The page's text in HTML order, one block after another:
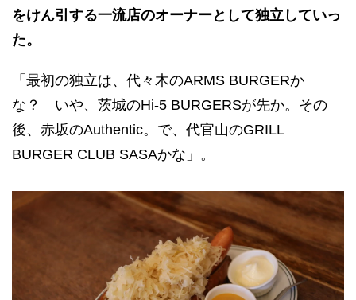
をけん引する一流店のオーナーとして独立していっ
た。
「最初の独立は、代々木のARMS BURGERか
な？ いや、茨城のHi-5 BURGERSが先か。その
後、赤坂のAuthentic。で、代官山のGRILL
BURGER CLUB SASAかな」。